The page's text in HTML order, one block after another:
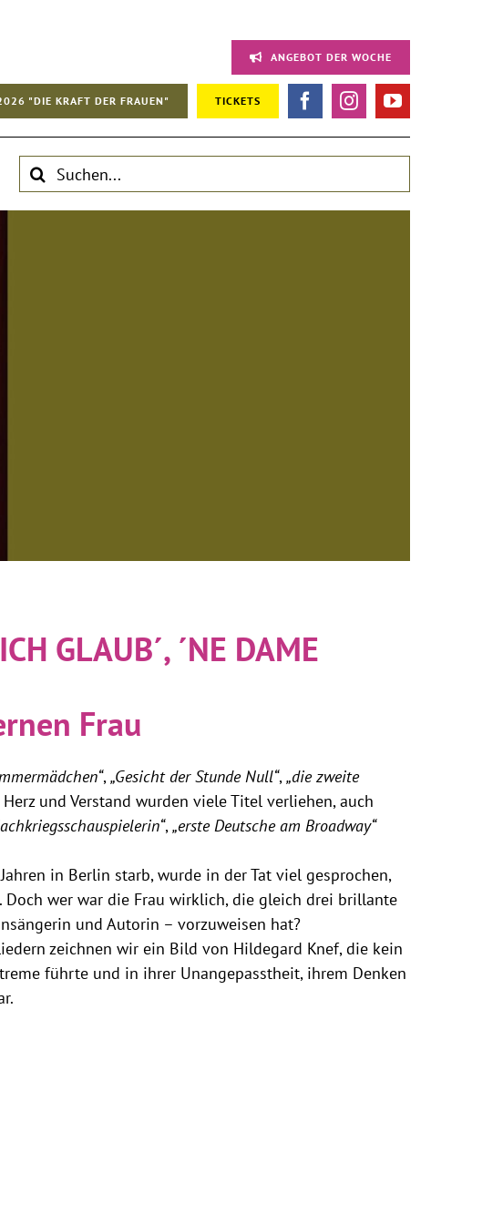
ANGEBOT DER WOCHE
"DIE KRAFT DER FRAUEN" TICKETS
Suche
nach:
GLAUB´, ´NE DAME
Frau
,„Gesicht der Stunde Null“,„die zweite
und Verstand wurden viele Titel verliehen, auch
,„erste Deutsche am Broadway“
in Berlin starb, wurde in der Tat viel gesprochen,
wer war die Frau wirklich, die gleich drei brillante
und Autorin – vorzuweisen hat?
zeichnen wir ein Bild von Hildegard Knef, die kein
führte und in ihrer Unangepasstheit, ihrem Denken